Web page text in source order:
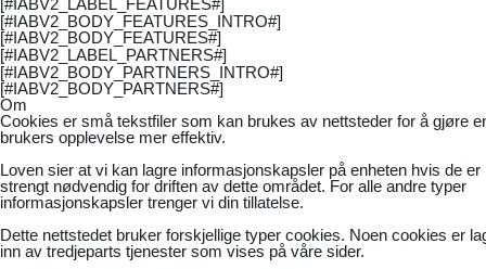
[#IABV2_BODY_FEATURES_INTRO#]
[#IABV2_BODY_FEATURES#]
[#IABV2_LABEL_PARTNERS#]
[#IABV2_BODY_PARTNERS_INTRO#]
[#IABV2_BODY_PARTNERS#]
Om
Cookies er små tekstfiler som kan brukes av nettsteder for å gjøre
brukers opplevelse mer effektiv.
Loven sier at vi kan lagre informasjonskapsler på enheten hvis de er
strengt nødvendig for driften av dette området. For alle andre typer
informasjonskapsler trenger vi din tillatelse.
Dette nettstedet bruker forskjellige typer cookies. Noen cookies er
inn av tredjeparts tjenester som vises på våre sider.